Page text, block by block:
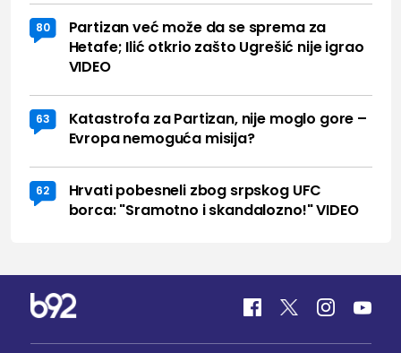
80
Partizan već može da se sprema za
Hetafe; Ilić otkrio zašto Ugrešić nije igrao
VIDEO
63
Katastrofa za Partizan, nije moglo gore –
Evropa nemoguća misija?
62
Hrvati pobesneli zbog srpskog UFC
borca: "Sramotno i skandalozno!" VIDEO